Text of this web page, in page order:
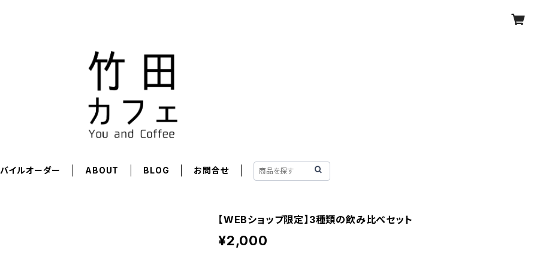
イルオーダー ABOUT BLOG お問合せ
【WEBショップ限定】3種類の飲み比べセット
¥2,000